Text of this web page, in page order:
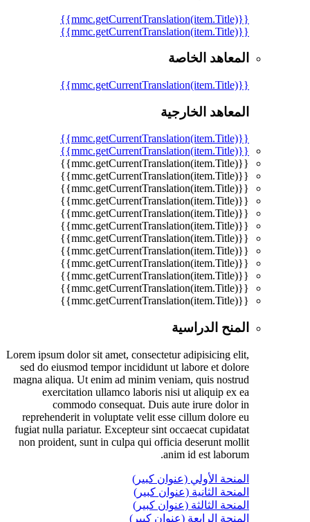
{{mmc.getCurrentTranslation(item.Title)}}
{{mmc.getCurrentTranslation(item.Title)}}
المعاهد الخاصة
{{mmc.getCurrentTranslation(item.Title)}}
المعاهد الخارجية
{{mmc.getCurrentTranslation(item.Title)}}
{{mmc.getCurrentTranslation(item.Title)}}
{{mmc.getCurrentTranslation(item.Title)}}
{{mmc.getCurrentTranslation(item.Title)}}
{{mmc.getCurrentTranslation(item.Title)}}
{{mmc.getCurrentTranslation(item.Title)}}
{{mmc.getCurrentTranslation(item.Title)}}
{{mmc.getCurrentTranslation(item.Title)}}
{{mmc.getCurrentTranslation(item.Title)}}
{{mmc.getCurrentTranslation(item.Title)}}
{{mmc.getCurrentTranslation(item.Title)}}
{{mmc.getCurrentTranslation(item.Title)}}
{{mmc.getCurrentTranslation(item.Title)}}
{{mmc.getCurrentTranslation(item.Title)}}
المنح الدراسية
Lorem ipsum dolor sit amet, consectetur adipisicing elit,
sed do eiusmod tempor incididunt ut labore et dolore
magna aliqua. Ut enim ad minim veniam, quis nostrud
exercitation ullamco laboris nisi ut aliquip ex ea
commodo consequat. Duis aute irure dolor in
reprehenderit in voluptate velit esse cillum dolore eu
fugiat nulla pariatur. Excepteur sint occaecat cupidatat
non proident, sunt in culpa qui officia deserunt mollit
anim id est laborum.
المنحة الأولي (عنوان كبير)
المنحة الثانية (عنوان كبير)
المنحة الثالثة (عنوان كبير)
المنحة الرابعة (عنوان كبير)